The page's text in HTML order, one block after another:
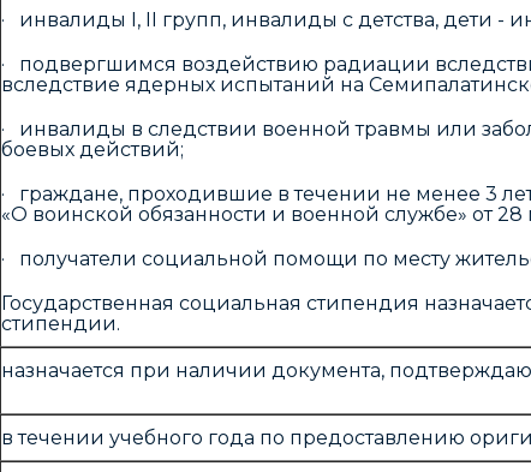
· инвалиды I, II групп, инвалиды с детства, дети -
· подвергшимся воздействию радиации
вследствие ядерных испытаний на
· инвалиды в следствии военной травмы или
боевых действий;
· граждане, проходившие в течении не менее 3
«О воинской обязанности и военной службе» от 28
· получатели социальной помощи по месту
Государственная социальная стипендия
стипендии.
назначается при наличии документа,
в течении учебного года по предоставлению